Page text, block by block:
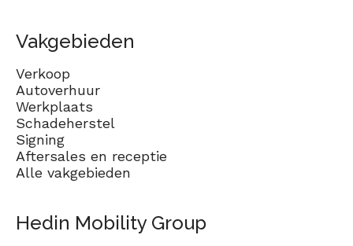
Vakgebieden
Verkoop
Autoverhuur
Werkplaats
Schadeherstel
Signing
Aftersales en receptie
Alle vakgebieden
Hedin Mobility Group